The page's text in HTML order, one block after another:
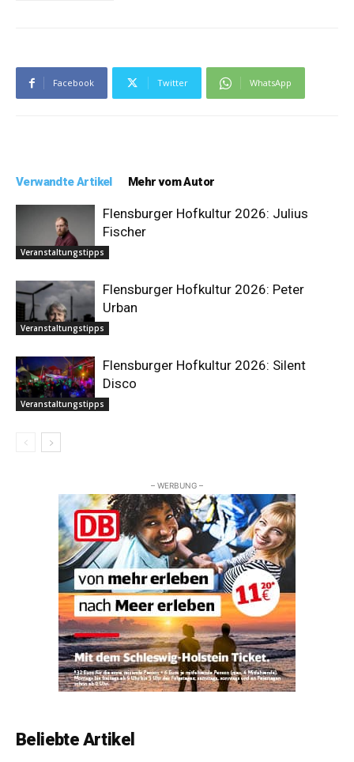
Facebook Twitter WhatsApp
Verwandte Artikel Mehr vom Autor
Veranstaltungstipps
Flensburger Hofkultur 2026: Julius
Fischer
Veranstaltungstipps
Flensburger Hofkultur 2026: Peter
Urban
Veranstaltungstipps
Flensburger Hofkultur 2026: Silent
Disco
– WERBUNG –
Beliebte Artikel